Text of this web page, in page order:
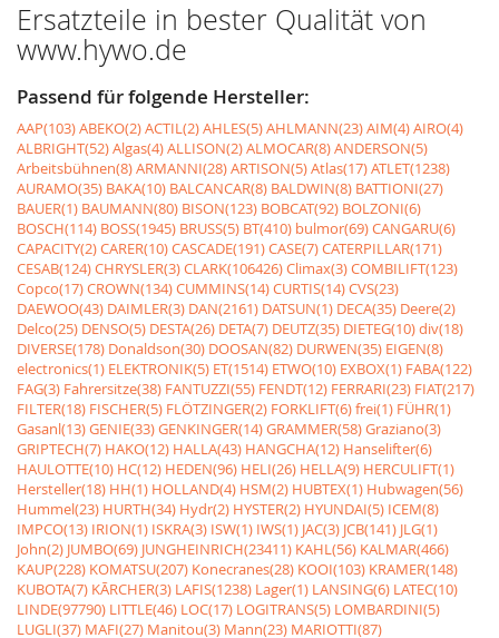
Ersatzteile in bester Qualität von
www.hywo.de
Passend für folgende Hersteller:
AAP(103)ABEKO(2)ACTIL(2)AHLES(5)AHLMANN(23)AIM(4)AIRO(4)
ALBRIGHT(52)Algas(4)ALLISON(2)ALMOCAR(8)ANDERSON(5)
Arbeitsbühnen(8)ARMANNI(28)ARTISON(5)Atlas(17)ATLET(1238)
AURAMO(35) BAKA(10) BALCANCAR(8) BALDWIN(8) BATTIONI(27)
BAUER(1) BAUMANN(80) BISON(123) BOBCAT(92) BOLZONI(6)
BOSCH(114) BOSS(1945) BRUSS(5) BT(410) bulmor(69)CANGARU(6)
CAPACITY(2)CARER(10)CASCADE(191)CASE(7)CATERPILLAR(171)
CESAB(124)CHRYSLER(3)CLARK(106426)Climax(3)COMBILIFT(123)
Copco(17)CROWN(134)CUMMINS(14)CURTIS(14)CVS(23)
DAEWOO(43) DAIMLER(3) DAN(2161) DATSUN(1) DECA(35) Deere(2)
Delco(25) DENSO(5) DESTA(26) DETA(7) DEUTZ(35) DIETEG(10)div(18)
DIVERSE(178) Donaldson(30) DOOSAN(82) DURWEN(35) EIGEN(8)
electronics(1) ELEKTRONIK(5) ET(1514) ETWO(10) EXBOX(1) FABA(122)
FAG(3) Fahrersitze(38) FANTUZZI(55) FENDT(12) FERRARI(23) FIAT(217)
FILTER(18) FISCHER(5) FLÖTZINGER(2) FORKLIFT(6)frei(1) FÜHR(1)
Gasanl(13)GENIE(33)GENKINGER(14)GRAMMER(58)Graziano(3)
GRIPTECH(7) HAKO(12) HALLA(43) HANGCHA(12) Hanselifter(6)
HAULOTTE(10) HC(12) HEDEN(96) HELI(26) HELLA(9) HERCULIFT(1)
Hersteller(18) HH(1) HOLLAND(4) HSM(2) HUBTEX(1) Hubwagen(56)
Hummel(23) HURTH(34) Hydr(2) HYSTER(2) HYUNDAI(5) ICEM(8)
IMPCO(13) IRION(1) ISKRA(3) ISW(1) IWS(1) JAC(3) JCB(141) JLG(1)
John(2) JUMBO(69) JUNGHEINRICH(23411) KAHL(56) KALMAR(466)
KAUP(228) KOMATSU(207) Konecranes(28) KOOI(103) KRAMER(148)
KUBOTA(7) KÃRCHER(3) LAFIS(1238) Lager(1) LANSING(6) LATEC(10)
LINDE(97790) LITTLE(46) LOC(17) LOGITRANS(5) LOMBARDINI(5)
LUGLI(37) MAFI(27) Manitou(3) Mann(23) MARIOTTI(87)